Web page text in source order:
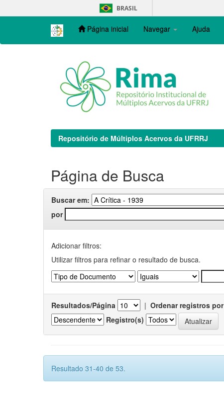
navigation
BRASIL
Página inicial Navegar Ajuda
Repositório de Múltiplos Acervos da UFRRJ
Página de Busca
Buscar em:
por
Adicionar filtros:
Utilizar filtros para refinar o resultado de busca.
Resultados/Página | Ordenar registros por
Registro(s)
Resultado 31-40 de 53.